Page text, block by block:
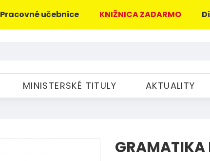
Pracovné učebnice KNIŽNICA ZADARMO
MINISTERSKÉ TITULY AKTUALITY
GRAMATIKA